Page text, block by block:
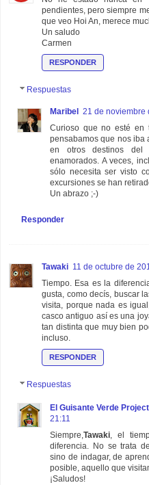
pendientes, pero siempre
que veo Hoi An, merece
Un saludo
Carmen
RESPONDER
Respuestas
Maribel
21 de noviembre
Curioso que no esté
pensabamos que nos iba
en otros destinos del
enamorados. A veces,
sólo necesita ser visto
excursiones se han
Un abrazo ;-)
Responder
Tawaki 11 de octubre de
Tiempo. Esa es la
gusta, como decís, buscar
visita, porque nada es
casco antiguo así es una
tan distinta que muy bien
incluso.
RESPONDER
Respuestas
El Guisante Verde Project
21:11
Siempre,Tawaki, el
diferencia. No se trata
sino de indagar, de
posible, aquello que
¡Saludos!